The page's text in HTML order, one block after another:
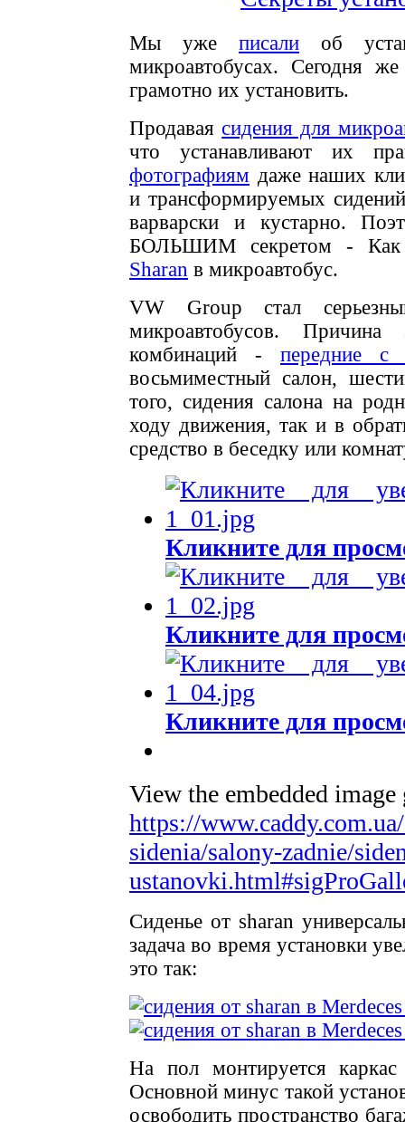
Мы уже писали об
микроавтобусах. Сегодня
грамотно их установить.
Продаваясидения для
что устанавливают их
фотографиям даже наших
и трансформируемых
варварски и кустарно.
БОЛЬШИМ секретом - Как
Sharan в микроавтобус.
VW Group стал
микроавтобусов.
комбинаций - передние с
восьмиместный салон,
того, сидения салона на
ходу движения, так и в
средство в беседку или
Кликните для
Кликните для
Кликните для
View the embedded
https://
sidenia/salony-zadnie/
Сиденье от sharan
задача во время установки
это так:
На пол монтируется
Основной минус такой
освободить пространство